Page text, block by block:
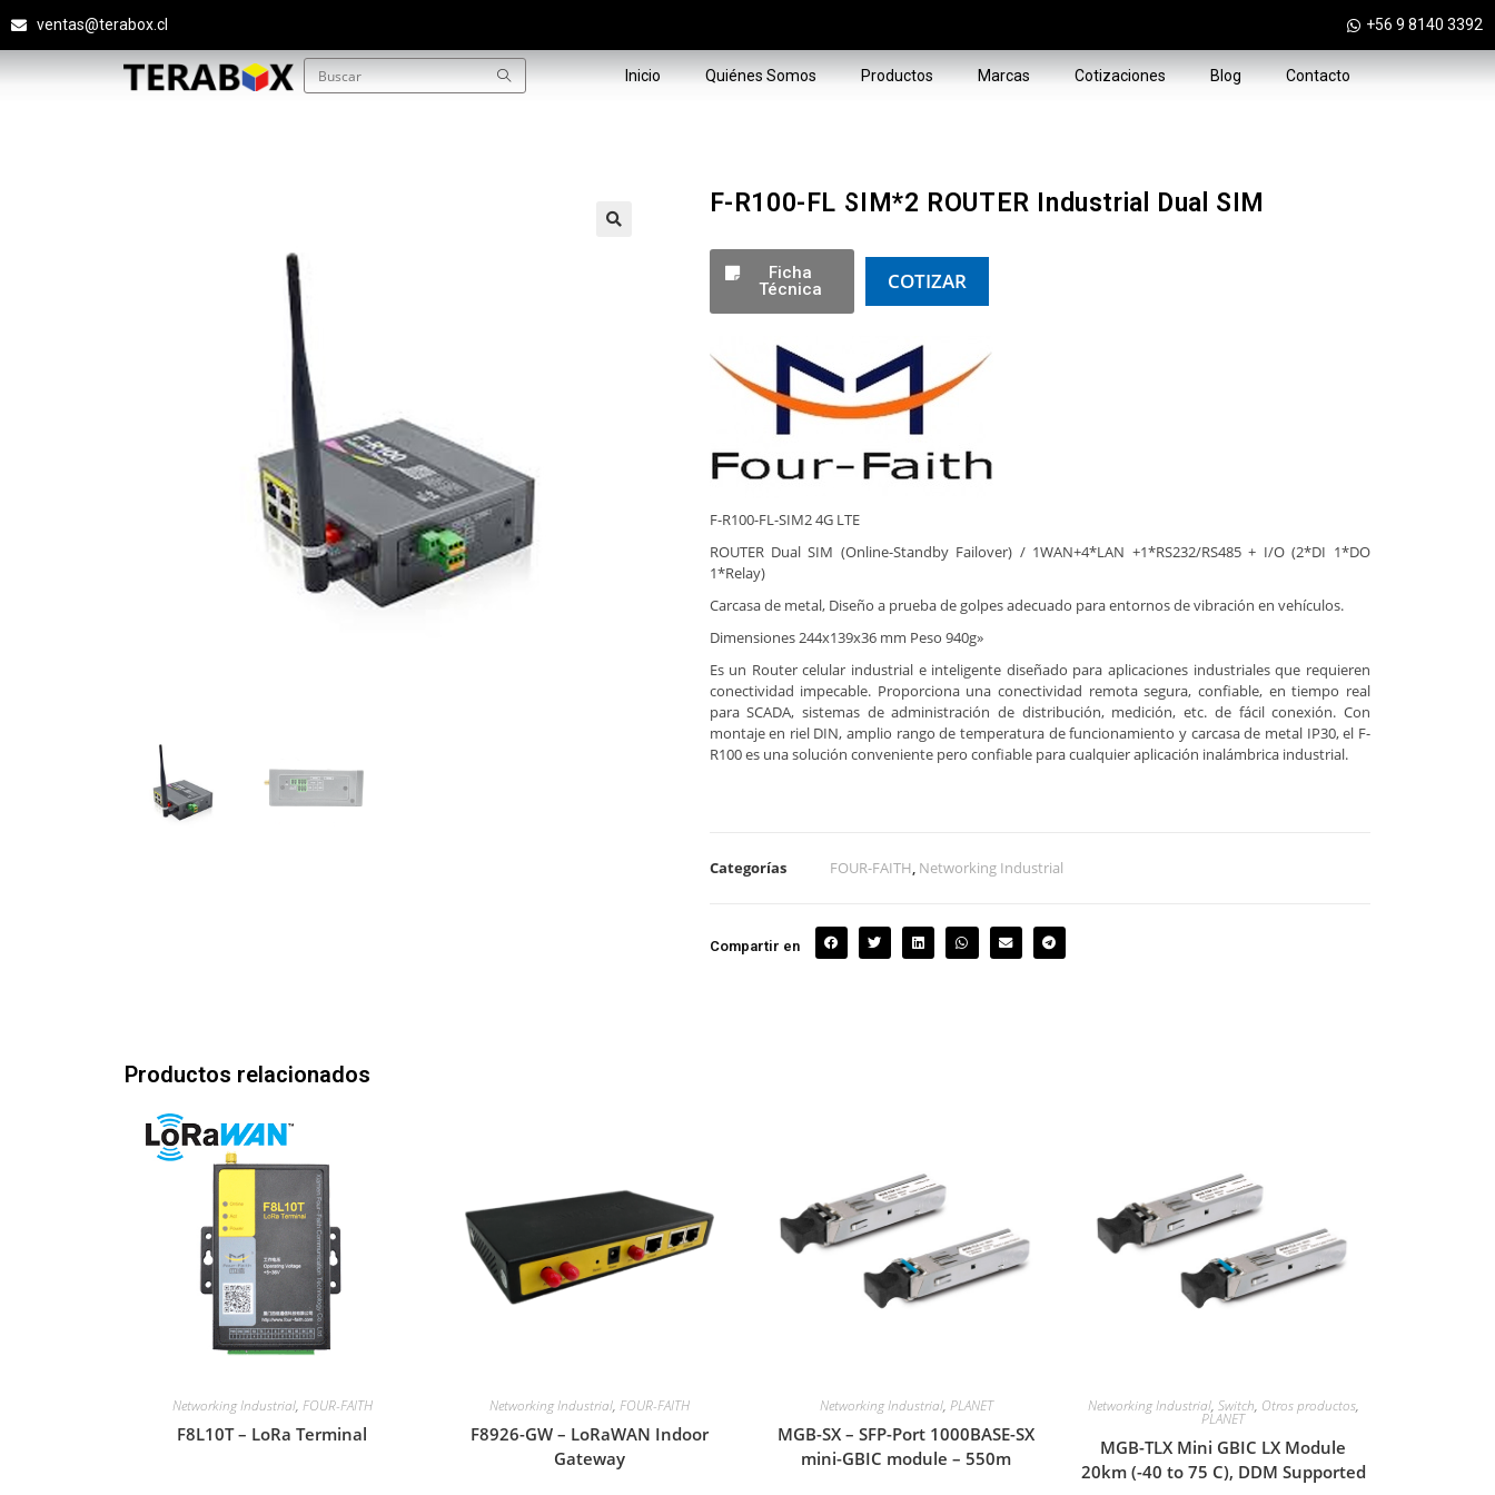
ventas@terabox.cl +56 9 8140 3392
Inicio Quiénes Somos Productos Marcas Cotizaciones Blog Contacto
F-R100-FL SIM*2 ROUTER Industrial Dual SIM
Ficha
Técnica
COTIZAR
F-R100-FL-SIM2 4G LTE
ROUTER Dual SIM (Online-Standby Failover) / 1WAN+4*LAN +1*RS232/RS485 + I/O (2*DI 1*DO
1*Relay)
Carcasa de metal, Diseño a prueba de golpes adecuado para entornos de vibración en vehículos.
Dimensiones 244x139x36 mm Peso 940g»
Es un Router celular industrial e inteligente diseñado para aplicaciones industriales que requieren
conectividad impecable. Proporciona una conectividad remota segura, confiable, en tiempo real
para SCADA, sistemas de administración de distribución, medición, etc. de fácil conexión. Con
montaje en riel DIN, amplio rango de temperatura de funcionamiento y carcasa de metal IP30, el F-
R100 es una solución conveniente pero confiable para cualquier aplicación inalámbrica industrial.
Categorías FOUR-FAITH, Networking Industrial
Compartir en
Productos relacionados
Networking Industrial, FOUR-FAITH
F8L10T – LoRa Terminal
Networking Industrial, FOUR-FAITH
F8926-GW – LoRaWAN Indoor
Gateway
Networking Industrial, PLANET
MGB-SX – SFP-Port 1000BASE-SX
mini-GBIC module – 550m
Networking Industrial, Switch, Otros productos,
PLANET
MGB-TLX Mini GBIC LX Module
20km (-40 to 75 C), DDM Supported